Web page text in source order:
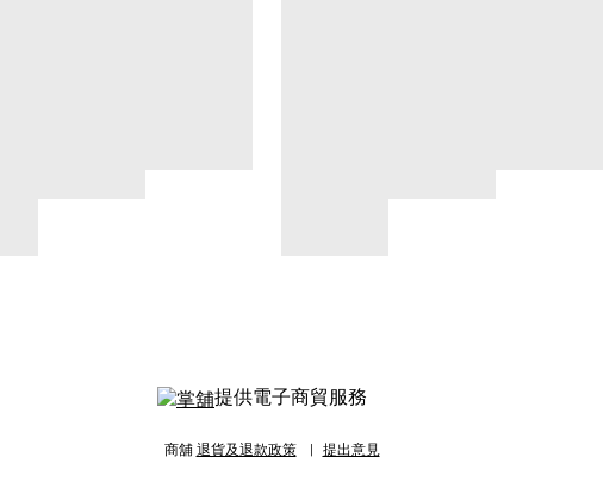
提供電子商貿服務
商舖 退貨及退款政策 提出意見